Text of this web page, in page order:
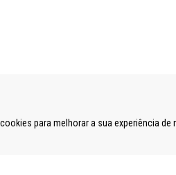
para melhorar a sua experiência
DE LISBOA OCIDENTAL